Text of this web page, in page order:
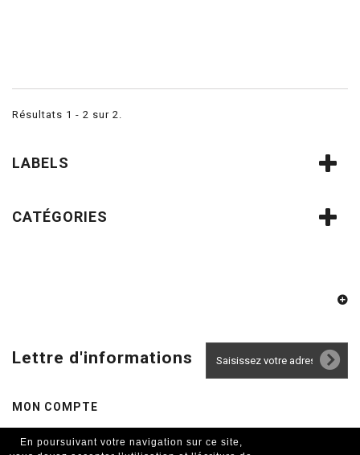
Résultats 1 - 2 sur 2.
LABELS
CATÉGORIES
Lettre d'informations
MON COMPTE
INFORMATIONS
En poursuivant votre navigation sur ce site,